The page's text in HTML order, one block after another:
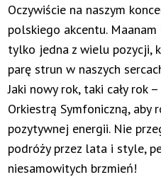
Oczywiście na naszym
polskiego akcentu.
tylko jedna z wielu pozycji,
parę strun w naszych
Jaki nowy rok, taki cały rok
Orkiestrą Symfoniczną, aby
pozytywnej energii. Nie
podróży przez lata i style,
niesamowitych brzmień!